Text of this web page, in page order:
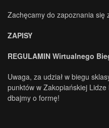
Zachęcamy do zapoznania się
ZAPISY
REGULAMIN Wirtualnego
Uwaga, za udział w biegu
punktów w Zakopiańskiej
dbajmy o formę!